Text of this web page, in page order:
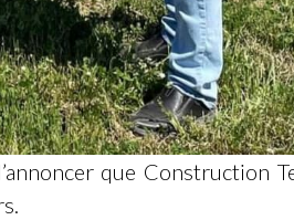
que Construction